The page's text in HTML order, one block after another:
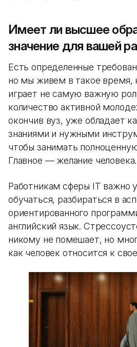
Имеет ли высшее
значение для вашей
Есть определенные
но мы живем в такое время,
играет не самую важную
количество активной
окончив вуз, уже обладает
знаниями и нужными
чтобы занимать
Главное — желание человека.
Работникам сферы IT важно
обучаться, разбираться в
ориентированного
английский язык.
никому не помешает, но
как человек относится к